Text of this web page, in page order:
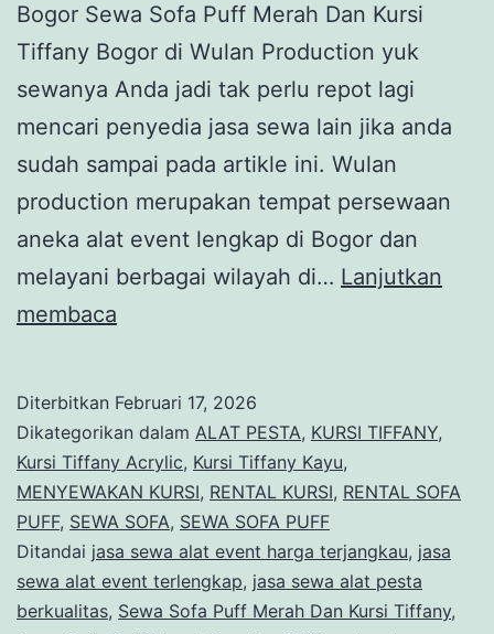
Bogor Sewa Sofa Puff Merah Dan Kursi
Tiffany Bogor di Wulan Production yuk
sewanya Anda jadi tak perlu repot lagi
mencari penyedia jasa sewa lain jika anda
sudah sampai pada artikle ini. Wulan
production merupakan tempat persewaan
aneka alat event lengkap di Bogor dan
melayani berbagai wilayah di… Lanjutkan
membaca
Merah
Dan
Kursi
Tiffany
Bogor
Diterbitkan Februari 17, 2026
Dikategorikan dalam ALAT PESTA, KURSI TIFFANY,
Kursi Tiffany Acrylic, Kursi Tiffany Kayu,
MENYEWAKAN KURSI, RENTAL KURSI, RENTAL SOFA
PUFF, SEWA SOFA, SEWA SOFA PUFF
Ditandai jasa sewa alat event harga terjangkau, jasa
sewa alat event terlengkap, jasa sewa alat pesta
berkualitas, Sewa Sofa Puff Merah Dan Kursi Tiffany,